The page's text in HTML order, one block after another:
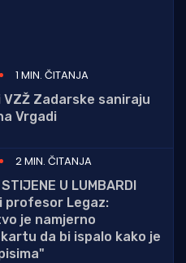
1 MIN. ČITANJA
Zadarske saniraju
Vrgadi
2 MIN. ČITANJA
U LUMBARDI
profesor Legaz:
je namjerno
da bi ispalo kako je